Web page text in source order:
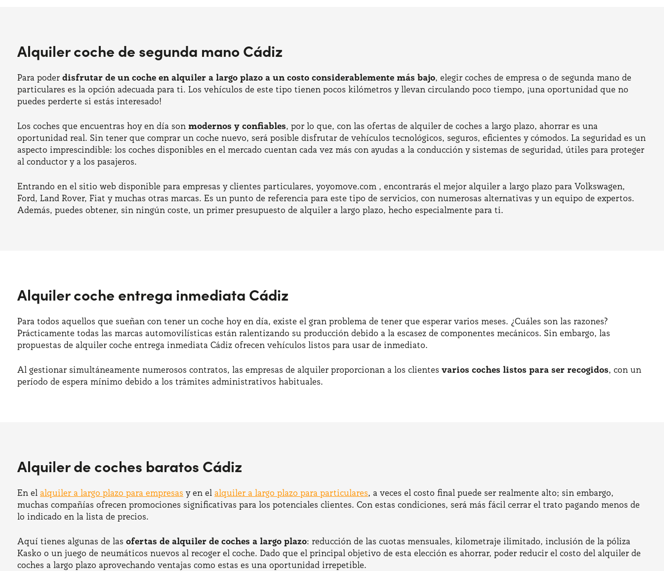
Alquiler coche de segunda mano Cádiz
Para poder disfrutar de un coche en alquiler a largo plazo a un costo considerablemente más bajo, elegir coches de empresa o de segunda mano de
particulares es la opción adecuada para ti. Los vehículos de este tipo tienen pocos kilómetros y llevan circulando poco tiempo, ¡una oportunidad que no
puedes perderte si estás interesado!
Los coches que encuentras hoy en día son modernos y confiables, por lo que, con las ofertas de alquiler de coches a largo plazo, ahorrar es una
oportunidad real. Sin tener que comprar un coche nuevo, será posible disfrutar de vehículos tecnológicos, seguros, eficientes y cómodos. La seguridad es un
aspecto imprescindible: los coches disponibles en el mercado cuentan cada vez más con ayudas a la conducción y sistemas de seguridad, útiles para proteger
al conductor y a los pasajeros.
Entrando en el sitio web disponible para empresas y clientes particulares, yoyomove.com , encontrarás el mejor alquiler a largo plazo para Volkswagen,
Ford, Land Rover, Fiat y muchas otras marcas. Es un punto de referencia para este tipo de servicios, con numerosas alternativas y un equipo de expertos.
Además, puedes obtener, sin ningún coste, un primer presupuesto de alquiler a largo plazo, hecho especialmente para ti.
Alquiler coche entrega inmediata Cádiz
Para todos aquellos que sueñan con tener un coche hoy en día, existe el gran problema de tener que esperar varios meses. ¿Cuáles son las razones?
Prácticamente todas las marcas automovilísticas están ralentizando su producción debido a la escasez de componentes mecánicos. Sin embargo, las
propuestas de alquiler coche entrega inmediata Cádiz ofrecen vehículos listos para usar de inmediato.
Al gestionar simultáneamente numerosos contratos, las empresas de alquiler proporcionan a los clientes varios coches listos para ser recogidos, con un
período de espera mínimo debido a los trámites administrativos habituales.
Alquiler de coches baratos Cádiz
En el alquiler a largo plazo para empresas y en el alquiler a largo plazo para particulares, a veces el costo final puede ser realmente alto; sin embargo,
muchas compañías ofrecen promociones significativas para los potenciales clientes. Con estas condiciones, será más fácil cerrar el trato pagando menos de
lo indicado en la lista de precios.
Aquí tienes algunas de las ofertas de alquiler de coches a largo plazo: reducción de las cuotas mensuales, kilometraje ilimitado, inclusión de la póliza
Kasko o un juego de neumáticos nuevos al recoger el coche. Dado que el principal objetivo de esta elección es ahorrar, poder reducir el costo del alquiler de
coches a largo plazo aprovechando ventajas como estas es una oportunidad irrepetible.